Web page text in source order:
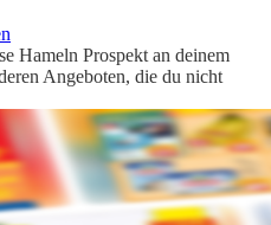
Hameln Prospekt an deinem
Angeboten, die du nicht